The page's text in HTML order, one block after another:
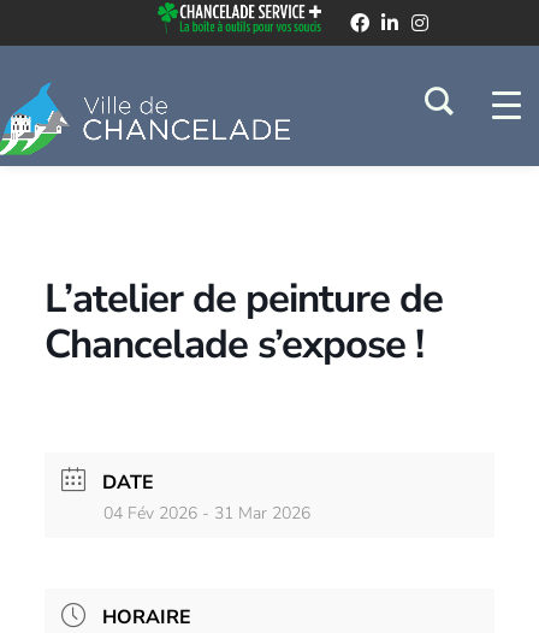
L’atelier de peinture de
Chancelade s’expose !
DATE
04 Fév 2026- 31 Mar 2026
HORAIRE